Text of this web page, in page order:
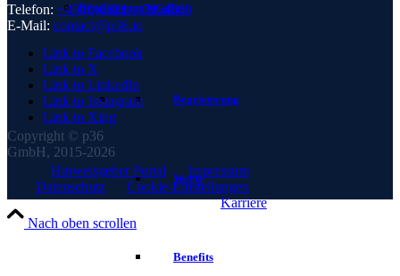
Begeisterung ist alles
Begeisterung
Werte
Benefits
Telefon: +49 (0)6621 – 7954500
E-Mail: contact@p36.io
Link to Facebook
Link to X
Link to LinkedIn
Link to Instagram
Link to Xing
Copyright © p36
GmbH, 2015-2026
Hinweisgeber Portal
Impressum
Datenschutz
Cookie-Einstellungen
Karriere
Nach oben scrollen